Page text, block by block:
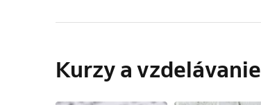
Kurzy a vzdelávanie